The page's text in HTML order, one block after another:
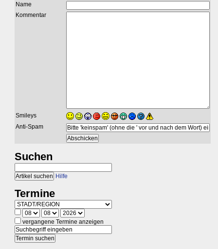
Name
Kommentar
Smileys
Anti-Spam
Suchen
Hilfe
Termine
vergangene Termine anzeigen